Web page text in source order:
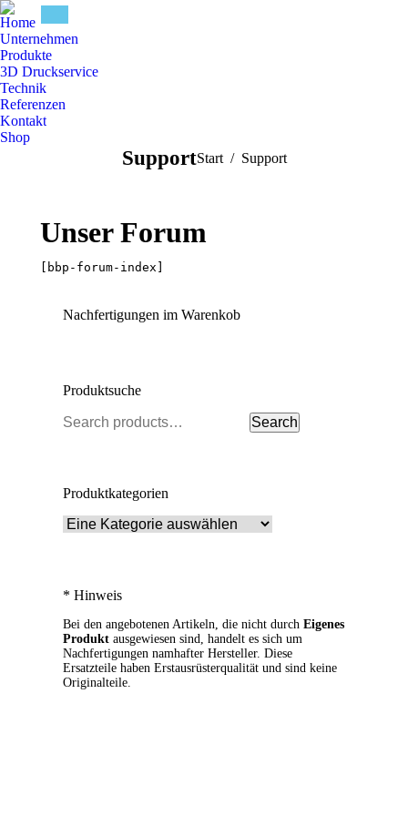
Home
Unternehmen
Produkte
3D Druckservice
Technik
Referenzen
Kontakt
Shop
SupportSie befinden sich hier:
Start Support
Unser Forum
[bbp-forum-index]
Nachfertigungen im Warenkob
Produktsuche
Suche
Search
Produktkategorien
* Hinweis
Bei den angebotenen Artikeln, die nicht durch Eigenes
Produkt ausgewiesen sind, handelt es sich um
Nachfertigungen namhafter Hersteller. Diese
Ersatzteile haben Erstausrüsterqualität und sind keine
Originalteile.